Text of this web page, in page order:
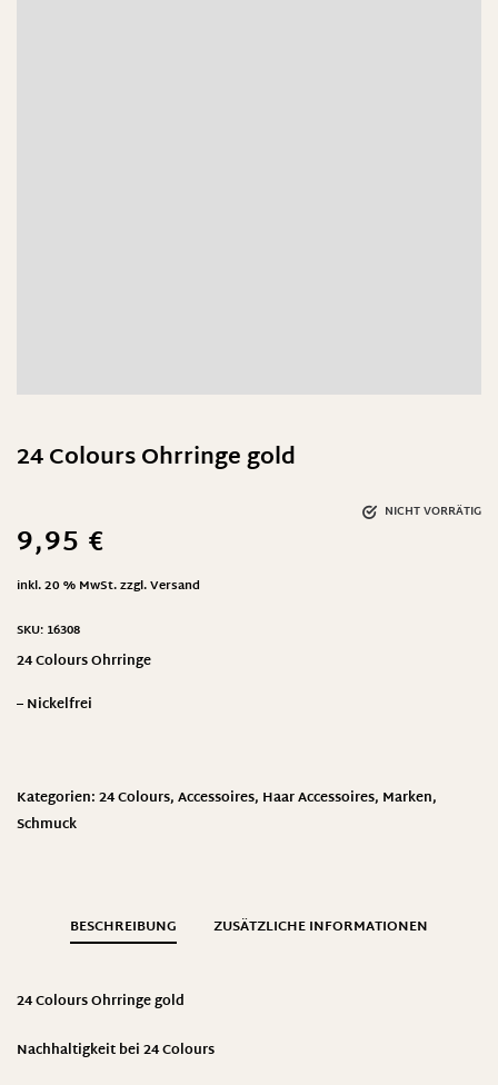
24 Colours Ohrringe gold
NICHT VORRÄTIG
9,95 €
inkl. 20 % MwSt.zzgl.Versand
SKU: 16308
24 Colours Ohrringe
– Nickelfrei
Kategorien:24 Colours,Accessoires, Haar Accessoires, Marken,
Schmuck
BESCHREIBUNG ZUSÄTZLICHE INFORMATIONEN
24 ColoursOhrringe gold
Nachhaltigkeit bei 24 Colours